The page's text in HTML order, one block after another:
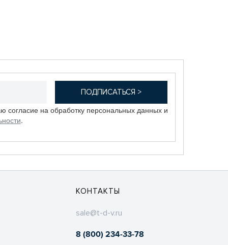
согласие на обработку персональных данных и
.
КОНТАКТЫ
sale@t-d-v.ru
8 (800) 234-33-78